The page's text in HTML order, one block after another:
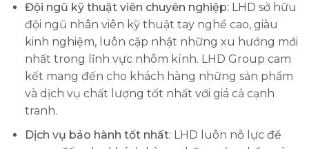
Đội ngũ kỹ thuật viên chuyên nghiệp:LHD sở hữu
đội ngũ nhân viên kỹ thuật tay nghề cao, giàu
kinh nghiệm, luôn cập nhật những xu hướng mới
nhất trong lĩnh vực nhôm kính. LHD Group cam
kết mang đến cho khách hàng những sản phẩm
và dịch vụ chất lượng tốt nhất với giá cả cạnh
tranh.
Dịch vụ bảo hành tốt nhất: LHD luôn nỗ lực để